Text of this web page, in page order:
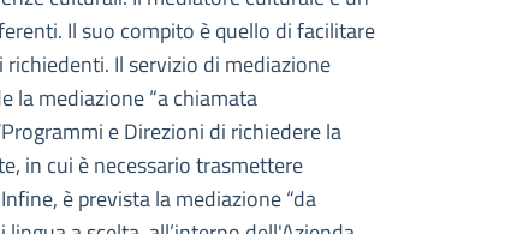
Il suo compito è quello di facilitare
Il servizio di mediazione
la mediazione “a chiamata
e Direzioni di richiedere la
in cui è necessario trasmettere
è prevista la mediazione “da